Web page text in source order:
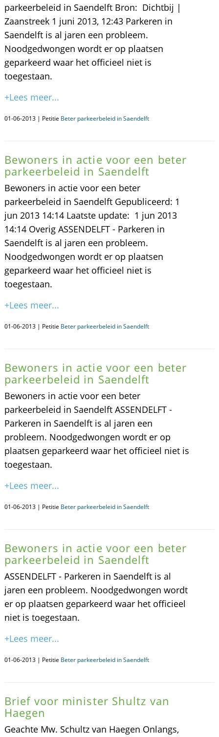
parkeerbeleid in Saendelft Bron: Dichtbij |
Zaanstreek 1 juni 2013, 12:43 Parkeren in
Saendelft is al jaren een probleem.
Noodgedwongen wordt er op plaatsen
geparkeerd waar het officieel niet is
toegestaan.
+Lees meer...
01-06-2013 | Petitie Beter parkeerbeleid in Saendelft
Bewoners in actie voor een beter
parkeerbeleid in Saendelft
Bewoners in actie voor een beter
parkeerbeleid in Saendelft Gepubliceerd: 1
jun 2013 14:14 Laatste update: 1 jun 2013
14:14 Overig ASSENDELFT - Parkeren in
Saendelft is al jaren een probleem.
Noodgedwongen wordt er op plaatsen
geparkeerd waar het officieel niet is
toegestaan.
+Lees meer...
01-06-2013 | Petitie Beter parkeerbeleid in Saendelft
Bewoners in actie voor een beter
parkeerbeleid in Saendelft
Bewoners in actie voor een beter
parkeerbeleid in Saendelft ASSENDELFT -
Parkeren in Saendelft is al jaren een
probleem. Noodgedwongen wordt er op
plaatsen geparkeerd waar het officieel niet is
toegestaan.
+Lees meer...
01-06-2013 | Petitie Beter parkeerbeleid in Saendelft
Bewoners in actie voor een beter
parkeerbeleid in Saendelft
ASSENDELFT - Parkeren in Saendelft is al
jaren een probleem. Noodgedwongen wordt
er op plaatsen geparkeerd waar het officieel
niet is toegestaan.
+Lees meer...
01-06-2013 | Petitie Beter parkeerbeleid in Saendelft
Brief voor minister Shultz van
Haegen
Geachte Mw. Schultz van Haegen Onlangs,